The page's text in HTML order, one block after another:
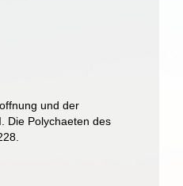
und der
Die Polychaeten des